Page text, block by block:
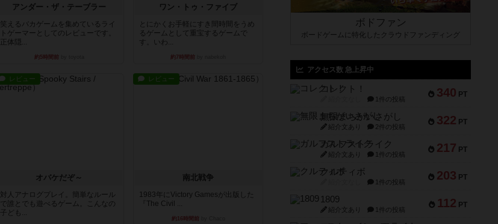
アンダー・ザ・テーブラー
笑えるバカゲームを集めているライ
トゲーマーとしてのレビューです。
正体隠...
約5時間前
ワン・トゥ・ファイブ
とにかくお手軽にすき間時間をうめ
るゲームとして重宝するゲームで
す。いわ...
約7時間前
レビュー
オバケだぞ～
対人アナログプレイ。簡単なルール
で誰とでも遊べるゲーム。こんなの
子ども...
レビュー
南北戦争
1983年にVictory Gamesが出版した
『The Civil ...
約16時間前
ボドファン
ボードゲームに特化したクラウドファンディング
アクセス数 急上昇中
340 PT
コレクト！
1件の投稿
322 PT
無限まちがいさがし
紹介文あり 2件の投稿
217 PT
ガルフストライク
紹介文あり 1件の投稿
203 PT
クルティボ
1件の投稿
112 PT
1809
紹介文あり 1件の投稿